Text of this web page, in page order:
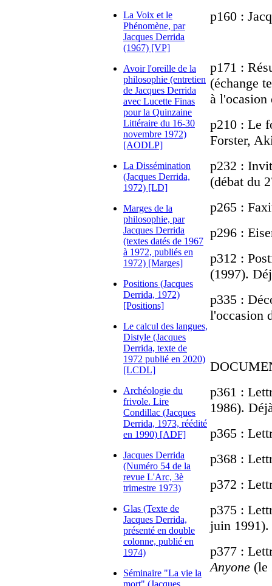
La Voix et le
Phénomène, par
Jacques Derrida
(1967) [VP]
Avoir l'oreille de la
philosophie (entretien
de Jacques Derrida
avec Lucette Finas
pour la Quinzaine
Littéraire du 16-30
novembre 1972)
[AODLP]
La Dissémination
(Jacques Derrida,
1972) [LD]
Marges de la
philosophie, par
Jacques Derrida
(textes datés de 1967
à 1972, publiés en
1972) [Marges]
Positions (Jacques
Derrida, 1972)
[Positions]
Le calcul des langues,
Distyle (Jacques
Derrida, texte de
1972 publié en 2020)
[LCDL]
Archéologie du
frivole. Lire
Condillac (Jacques
Derrida, 1973, réédité
en 1990) [ADF]
Jacques Derrida
(Numéro 54 de la
revue L'Arc, 3è
trimestre 1973)
Glas (Texte de
Jacques Derrida,
présenté en double
colonne, publié en
1974)
Séminaire "La vie la
mort" (Jacques
p160 :
p171 :
(échange
à
p210 : Le
Forster,
p232 :
(débat du
p265 :
p296 :
p312 :
(1997).
p335 :
l'occasion
p361 :
1986).
p365 :
p368 :
p372 :
p375 :
juin 1991).
p377 :
Anyone (le